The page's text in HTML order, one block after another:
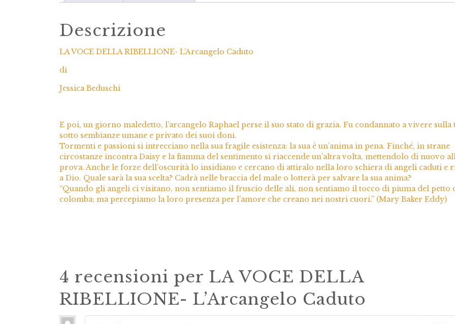
Descrizione
LA VOCE DELLA RIBELLIONE- L’Arcangelo Caduto
di
Jessica Beduschi
E poi, un giorno maledetto, l’arcangelo Raphael perse il suo stato di grazia. Fu condannato a vivere sulla
sotto sembianze umane e privato dei suoi doni.
Tormenti e passioni si intrecciano nella sua fragile esistenza: la sua è un’anima in pena. Finché, in strane
circostanze incontra Daisy e la fiamma del sentimento si riaccende un’altra volta, mettendolo di nuovo
prova. Anche le forze dell’oscurità lo insidiano e cercano di attiralo nella loro schiera di angeli caduti e
a Dio. Quale sarà la sua scelta? Cadrà nelle braccia del male o lotterà per salvare la sua anima?
“Quando gli angeli ci visitano, non sentiamo il fruscio delle ali, non sentiamo il tocco di piuma del petto
colomba; ma percepiamo la loro presenza per l’amore che creano nei nostri cuori.” (Mary Baker Eddy)
4 recensioni per LA VOCE DELLA
RIBELLIONE- L’Arcangelo Caduto